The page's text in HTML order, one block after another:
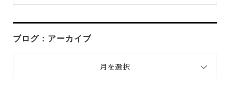
ブログ：アーカイブ
月を選択